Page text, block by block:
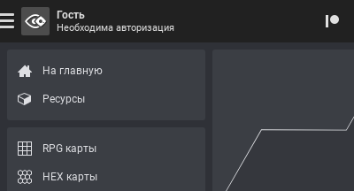
На главную
Ресурсы
RPG карты
HEX карты
Гость
Необходима авторизация